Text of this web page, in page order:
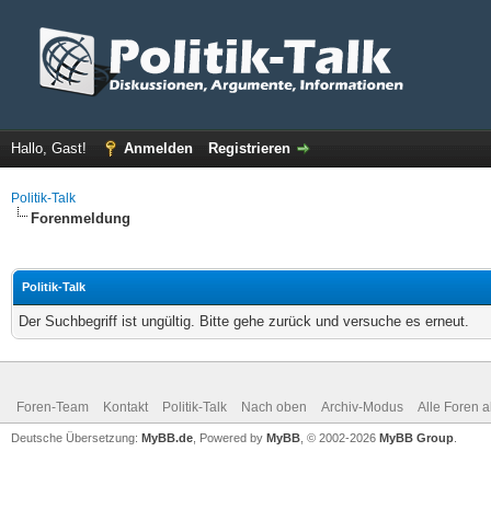
Hallo, Gast! Anmelden Registrieren
Politik-Talk
Forenmeldung
Politik-Talk
Der Suchbegriff ist ungültig. Bitte gehe zurück und versuche es erneut.
Foren-Team Kontakt Politik-Talk Nach oben Archiv-Modus Alle Foren
Deutsche Übersetzung: MyBB.de , Powered by MyBB , © 2002-2026 MyBB Group